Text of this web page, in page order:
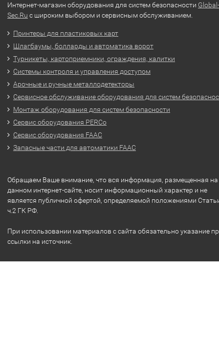
Интернет-магазин оборудования для систем безопасности Global-
Sec.Ru с широким выбором и сервисным обслуживанием.
Принтеры для пластиковых карт
Шлагбаумы, болларды и автоматика ворот
Турникеты, картоприемники, ограждения, калитки
Системы контроля и управления доступом
Арочные и ручные металлодетекторы
Сервисное обслуживание оборудования для систем
Монтаж оборудования для систем безопасности
Сервис оборудования PERCo
Сервис оборудования FAAC
Запасные части для автоматики FAAC
Обращаем Ваше внимание, что вся информация, размещенная на
данном интернет-сайте, носит информационный характер и не
является публичной офертой, определяемой положениями
ч.2 ГК РФ.
При использовании материалов с сайта обязательно указание
ссылки на источник.